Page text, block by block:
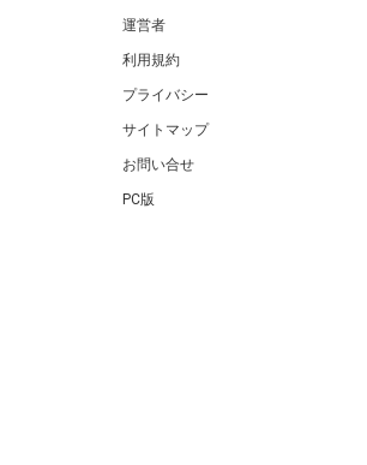
運営者
利用規約
プライバシー
サイトマップ
お問い合せ
PC版